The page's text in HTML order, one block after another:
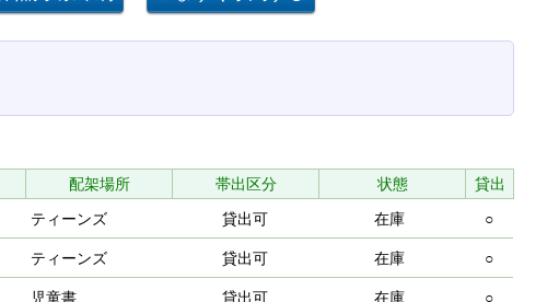
配架場所 帯出区分 状態
貸出
ティーンズ 貸出可 在庫 ○
ティーンズ 貸出可 在庫 ○
児童書 貸出可 在庫 ○